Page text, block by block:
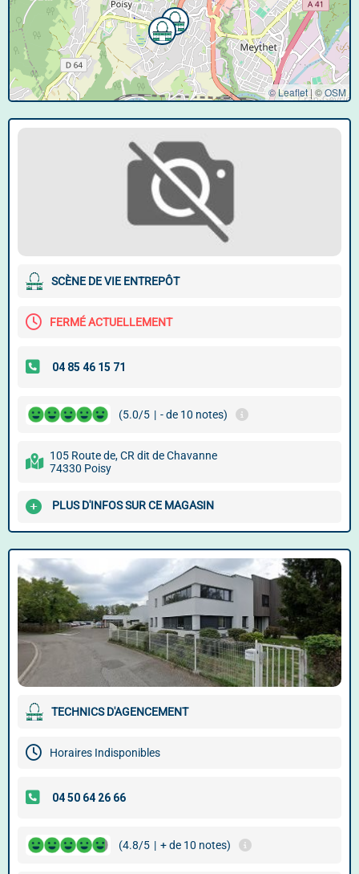
© Leaflet|©OSM
SCÈNE DE VIE ENTREPÔT
FERMÉ ACTUELLEMENT
(5.0/5 | - de 10 notes)
105 Route de, CR dit de Chavanne
74330 Poisy
PLUS D'INFOS SUR CE MAGASIN
TECHNICS D'AGENCEMENT
Horaires Indisponibles
(4.8/5 | + de 10 notes)